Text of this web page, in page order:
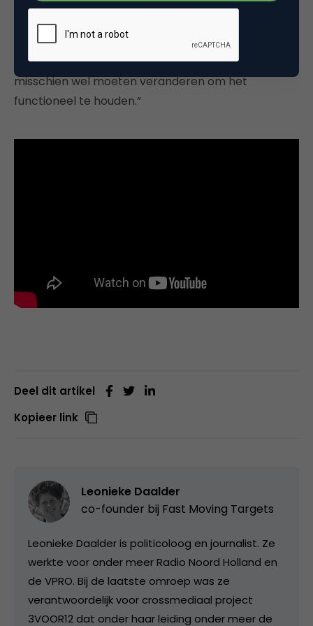
lagen en methodieken transparanter worden en
we het erover gaan hebben. Niet per se in de zin
van ‘privacy is iets dat we moeten beschermen’,
maar eerder de vraag of privacy iets is dat we
misschien wel moeten veranderen om het
functioneel te houden.”
Deel dit artikel
Kopieer link
Leonieke Daalder
co-founder bij Fast Moving Targets
Leonieke Daalder is politicoloog en journalist. Ze
werkte voor onder meer Radio Noord Holland en
de VPRO. Bij de laatste omroep was ze
verantwoordelijk voor crossmediaal project
3VOOR12 dat onder haar leiding onder meer de